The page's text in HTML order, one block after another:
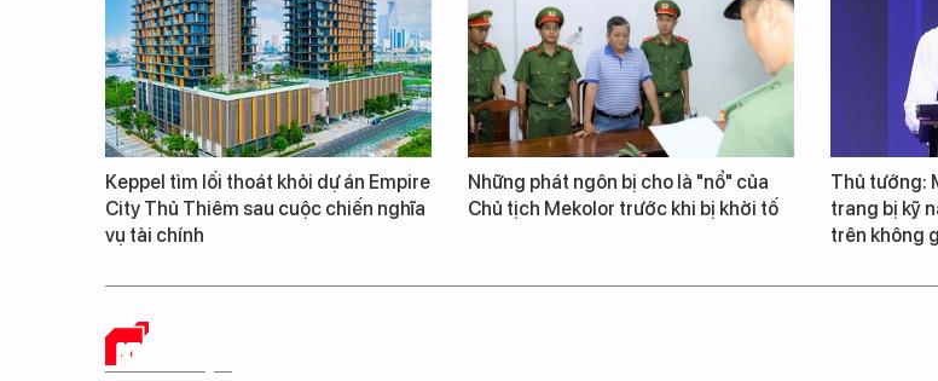
Keppel tìm lối thoát khỏi dự án Empire
City Thủ Thiêm sau cuộc chiến nghĩa
vụ tài chính
Những phát ngôn bị cho là "nổ" của
Chủ tịch Mekolor trước khi bị khởi tố
Thủ tướng:
trang bị kỹ
trên không
KHỎE ĐẸP